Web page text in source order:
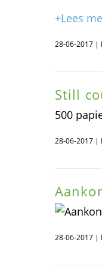
+Lees
28-06-2017 |
Still
500
28-06-2017 |
28-06-2017 |